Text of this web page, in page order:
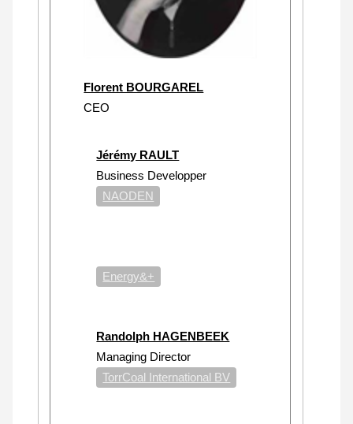
Florent BOURGAREL
CEO
Jérémy RAULT
Business Developper
NAODEN
Energy&+
Randolph HAGENBEEK
Managing Director
TorrCoal International BV